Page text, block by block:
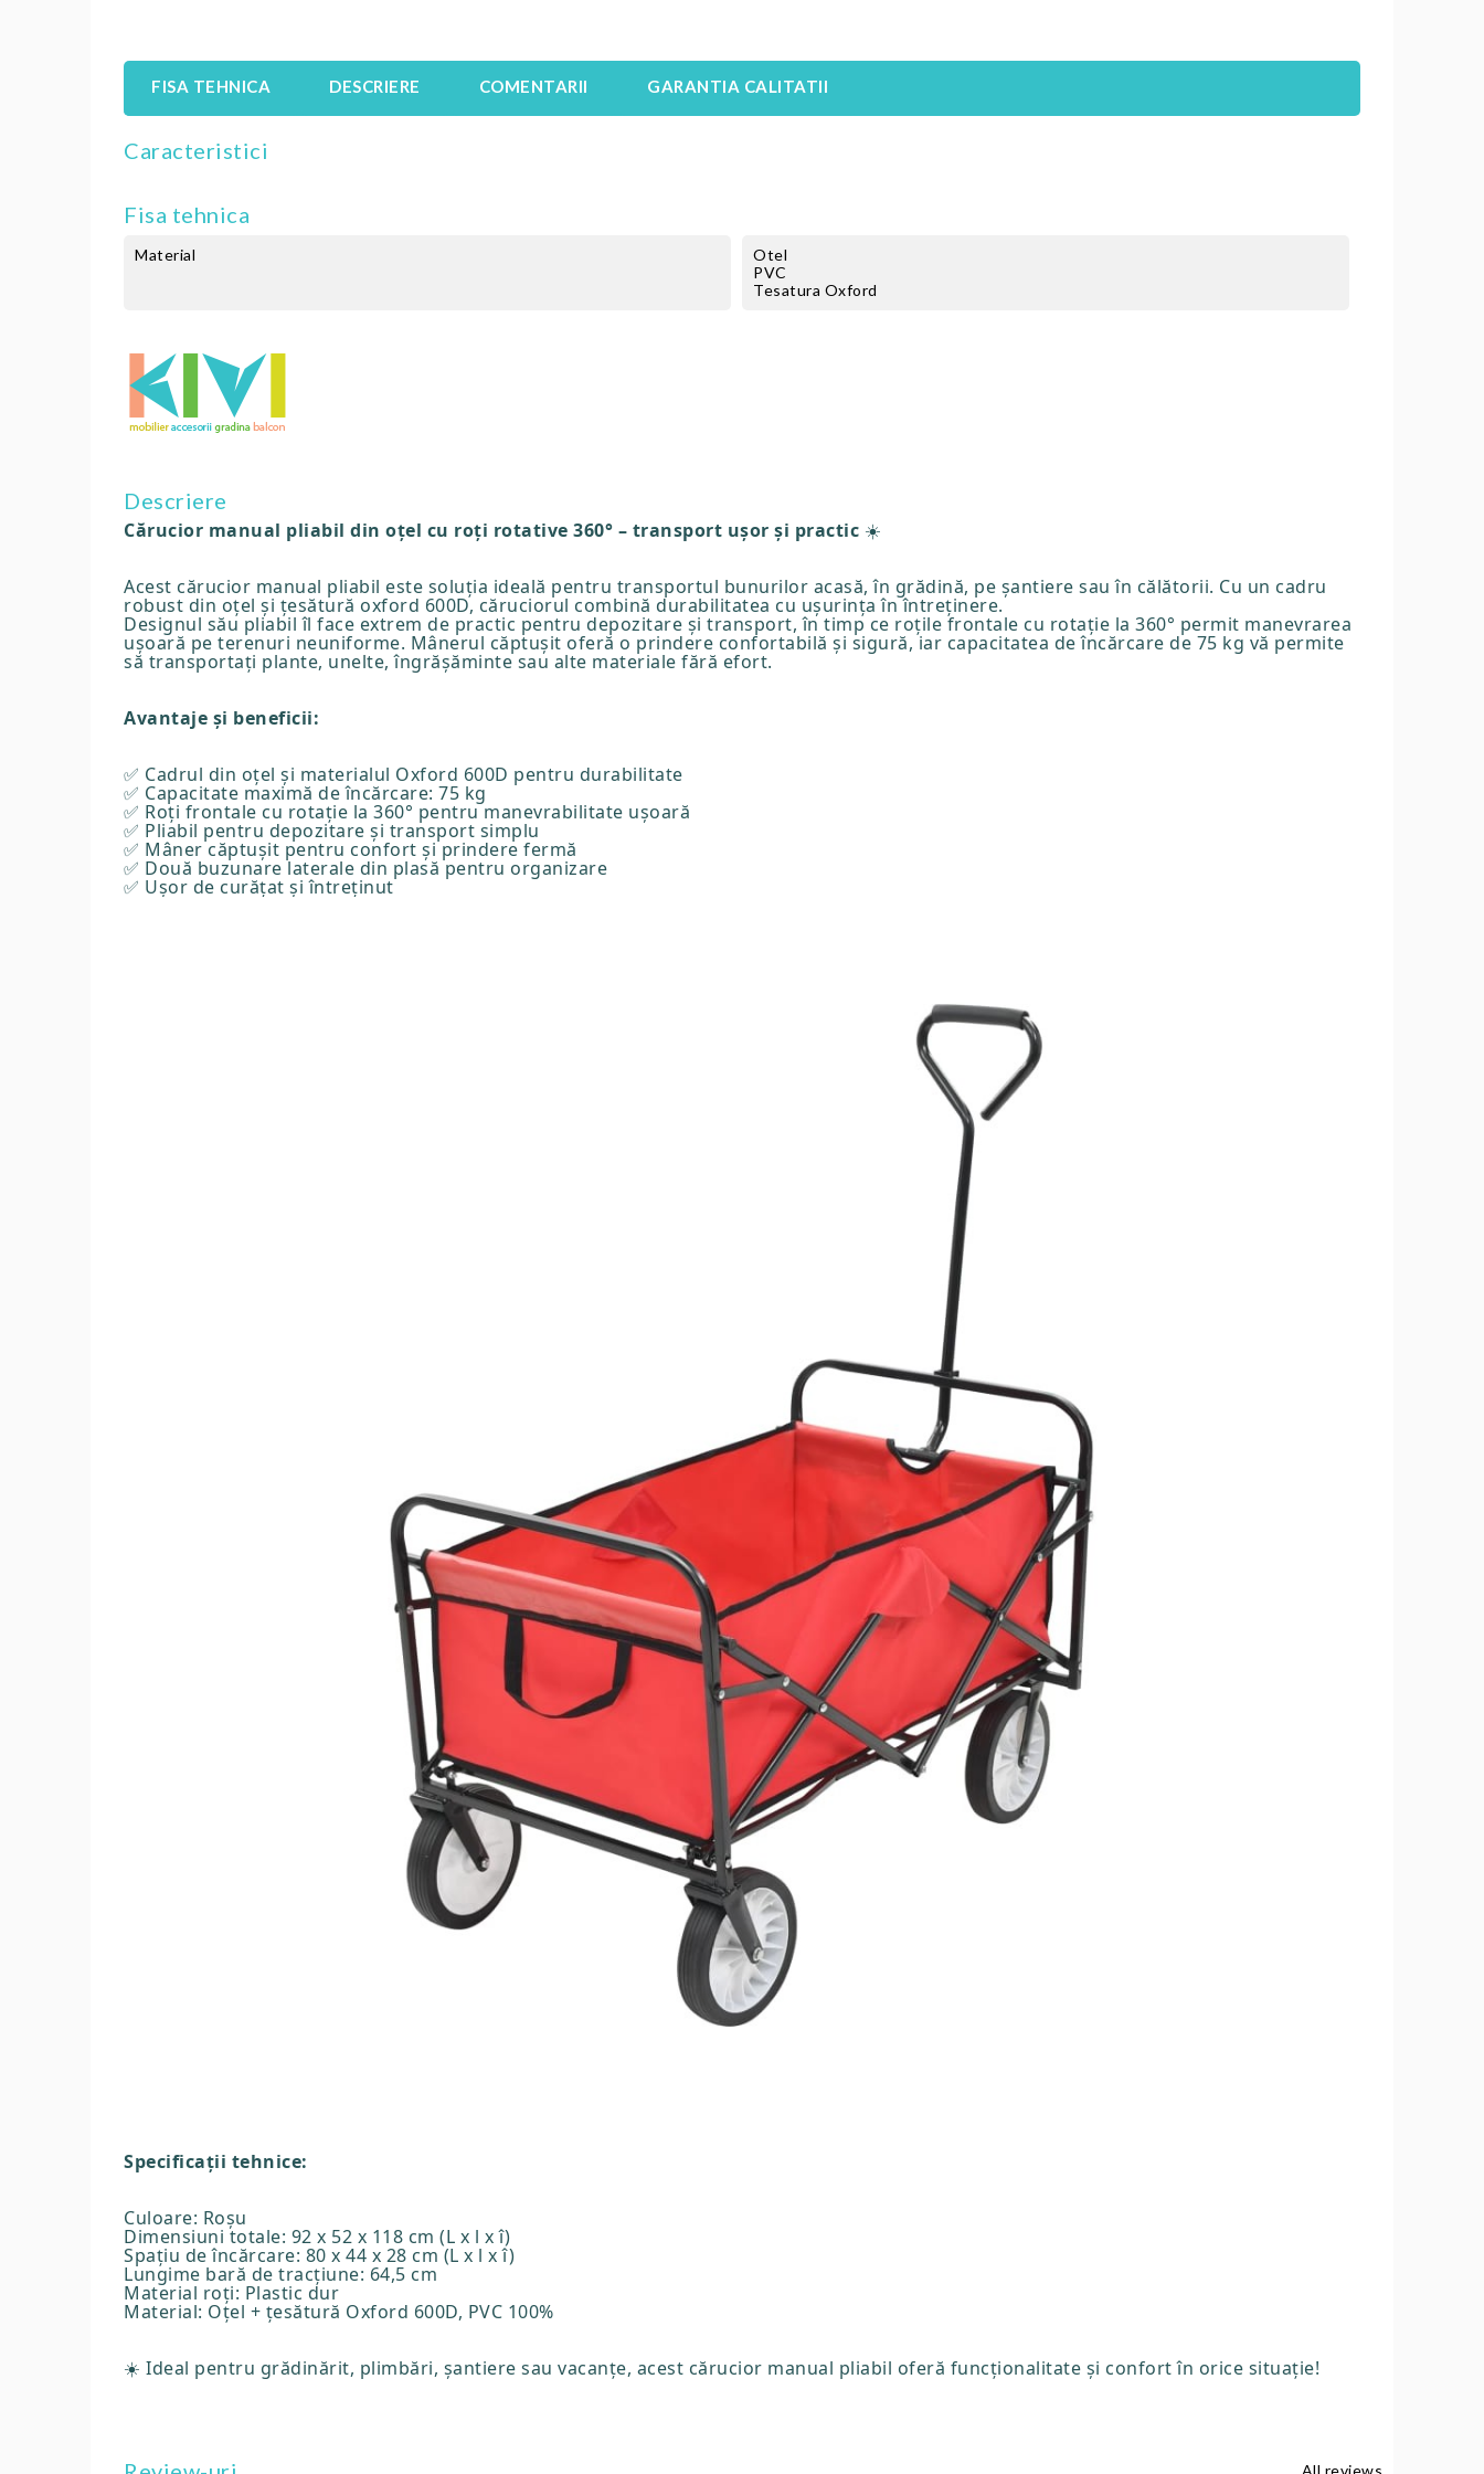
FISA TEHNICA DESCRIERE COMENTARII GARANTIA CALITATII
Caracteristici
Fisa tehnica
Material
Otel
PVC
Tesatura Oxford
Descriere
Cărucior manual pliabil din oțel cu roți rotative 360° – transport ușor și practic ☀️
Acest cărucior manual pliabil este soluția ideală pentru transportul bunurilor acasă, în grădină, pe șantiere sau în călătorii. Cu un cadru
robust din oțel și țesătură oxford 600D, căruciorul combină durabilitatea cu ușurința în întreținere.
Designul său pliabil îl face extrem de practic pentru depozitare și transport, în timp ce roțile frontale cu rotație la 360° permit manevrarea
ușoară pe terenuri neuniforme. Mânerul căptușit oferă o prindere confortabilă și sigură, iar capacitatea de încărcare de 75 kg vă permite
să transportați plante, unelte, îngrășăminte sau alte materiale fără efort.
Avantaje și beneficii:
✅ Cadrul din oțel și materialul Oxford 600D pentru durabilitate
✅ Capacitate maximă de încărcare: 75 kg
✅ Roți frontale cu rotație la 360° pentru manevrabilitate ușoară
✅ Pliabil pentru depozitare și transport simplu
✅ Mâner căptușit pentru confort și prindere fermă
✅ Două buzunare laterale din plasă pentru organizare
✅ Ușor de curățat și întreținut
Specificații tehnice:
Culoare: Roșu
Dimensiuni totale: 92 x 52 x 118 cm (L x l x î)
Spațiu de încărcare: 80 x 44 x 28 cm (L x l x î)
Lungime bară de tracțiune: 64,5 cm
Material roți: Plastic dur
Material: Oțel + țesătură Oxford 600D, PVC 100%
☀️ Ideal pentru grădinărit, plimbări, șantiere sau vacanțe, acest cărucior manual pliabil oferă funcționalitate și confort în orice situație!
All reviews